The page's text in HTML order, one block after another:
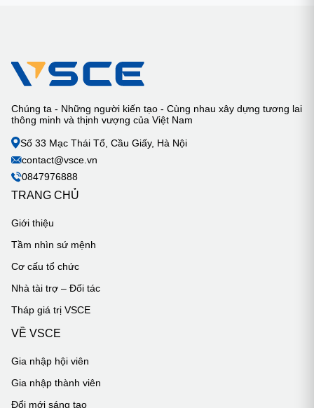
Chúng ta - Những người kiến tạo - Cùng nhau xây dựng tương lai
thông minh và thịnh vượng của Việt Nam
Số 33 Mạc Thái Tổ, Cầu Giấy, Hà Nội
contact@vsce.vn
0847976888
TRANG CHỦ
Giới thiệu
Tầm nhìn sứ mệnh
Cơ cấu tổ chức
Nhà tài trợ – Đối tác
Tháp giá trị VSCE
VỀ VSCE
Gia nhập hội viên
Gia nhập thành viên
Đổi mới sáng tạo